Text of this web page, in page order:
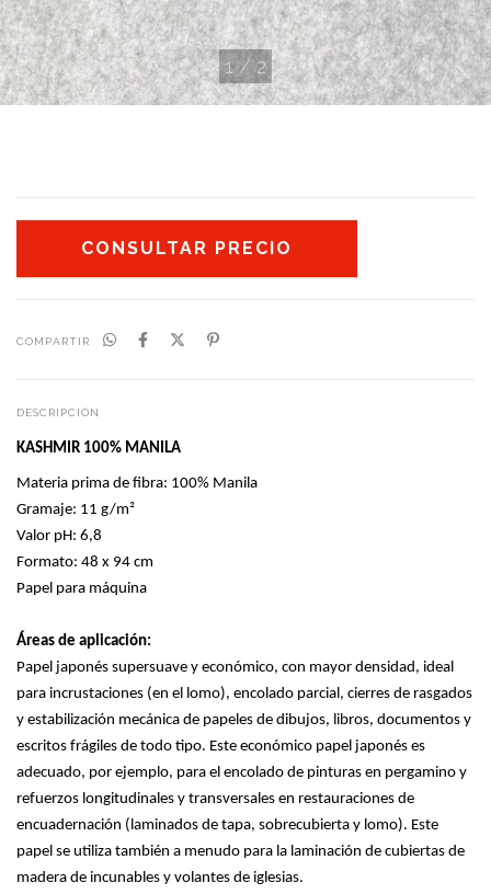
1/ 2
COMPARTIR
DESCRIPCIÓN
KASHMIR 100% MANILA
Materia prima de fibra: 100% Manila
Gramaje: 11 g/m²
Valor pH: 6,8
Formato: 48 x 94 cm
Papel para máquina
Áreas de aplicación:
Papel japonés supersuave y económico, con mayor densidad, ideal
para incrustaciones (en el lomo), encolado parcial, cierres de rasgados
y estabilización mecánica de papeles de dibujos, libros, documentos y
escritos frágiles de todo tipo. Este económico papel japonés es
adecuado, por ejemplo, para el encolado de pinturas en pergamino y
refuerzos longitudinales y transversales en restauraciones de
encuadernación (laminados de tapa, sobrecubierta y lomo). Este
papel se utiliza también a menudo para la laminación de cubiertas de
madera de incunables y volantes de iglesias.